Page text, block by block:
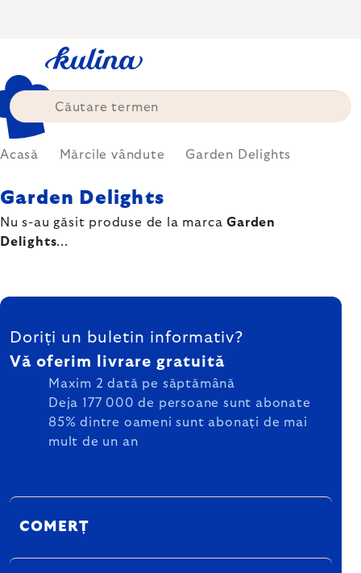
Acasă Mărcile vândute Garden Delights
Garden Delights
Nu s-au găsit produse de la marcaGarden
Delights...
SUBSOL
Doriți un buletin informativ?
Vă oferim livrare gratuită
Maxim 2 dată pe săptămână
Deja 177 000 de persoane sunt abonate
85% dintre oameni sunt abonați de mai
mult de un an
COMERȚ